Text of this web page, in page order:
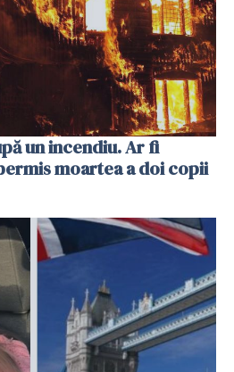
un incendiu. Ar fi
moartea a doi copii